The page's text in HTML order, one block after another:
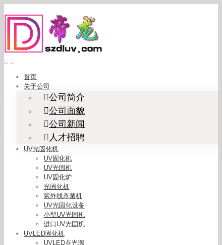
to
content
首页
关于公司
公司简介
公司面貌
公司新闻
人才招聘
UV光固化机
UV固化机
UV光固机
UV固化炉
光固化机
紫外线杀菌机
UV光固化设备
小型UV光固机
进口UV光固机
UVLED固化机
UVLED点光源